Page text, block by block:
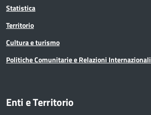
Statistica
Territorio
Cultura e turismo
Politiche Comunitarie e Relazioni Internazionali
Enti e Territorio